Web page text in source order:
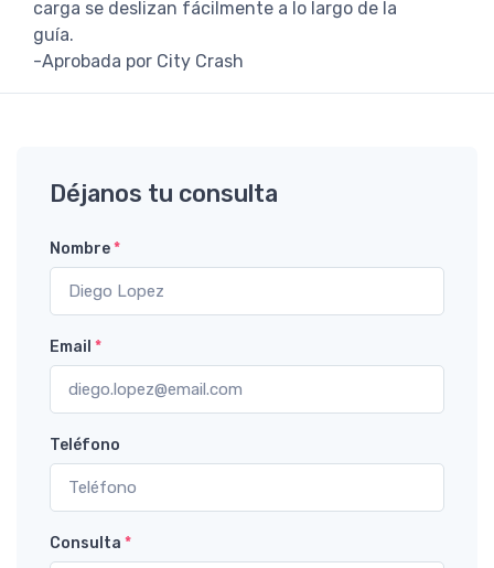
carga se deslizan fácilmente a lo largo de la
guía.
-Aprobada por City Crash
Déjanos tu consulta
Nombre*
Email *
Teléfono
Consulta *